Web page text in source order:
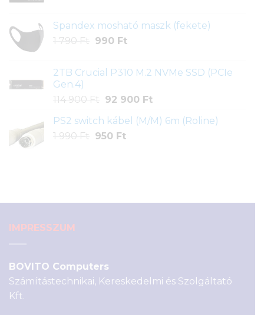
18
900 Ft.
16
Spandex mosható maszk (fekete)
1 790 Ft
Original
1
990 FtCurrent
990 Ft.
2TB Crucial P310 M.2 NVMe SSD (PCIe
Gen.4)
114 900 Ft
Original
was:
114
92 900 FtCurrent
is:
PS2 switch kábel (M/M) 6m (Roline)
1 990 Ft
Original
950 FtCurrent
IMPRESSZUM
BOVITO Computers
Számítástechnikai, Kereskedelmi és Szolgáltató
Kft.